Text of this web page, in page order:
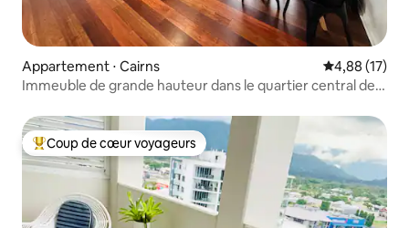
Appartement ⋅ Cairns Évaluation
4,88 (17)
Immeuble de grande hauteur dans le quartier central des
Coups de cœur voyageurs les plus appréciés
Coup de cœur voyageurs